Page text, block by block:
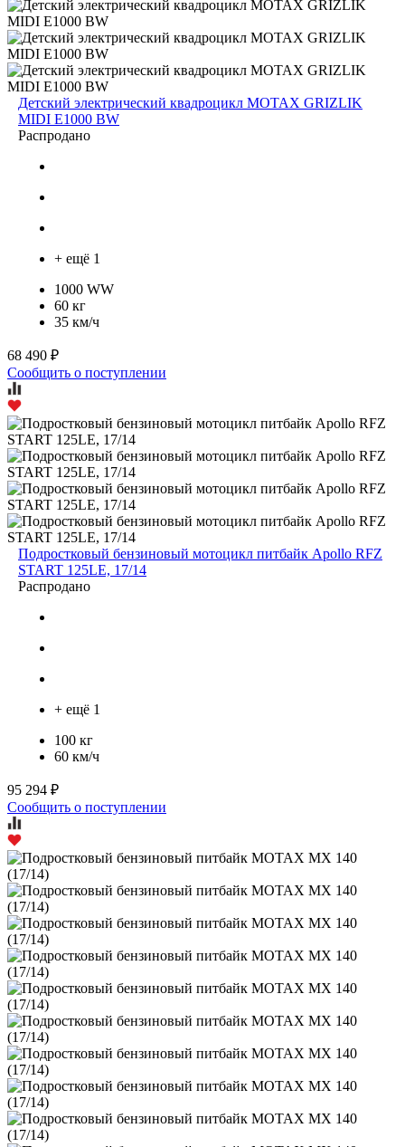
Детский электрический квадроцикл MOTAX GRIZLIK
MIDI E1000 BW
Распродано
+ ещё 1
1000 WW
60 кг
35 км/ч
68 490 ₽
Сообщить о поступлении
Подростковый бензиновый мотоцикл питбайк Apollo RFZ
START 125LE, 17/14
Распродано
+ ещё 1
100 кг
60 км/ч
95 294 ₽
Сообщить о поступлении